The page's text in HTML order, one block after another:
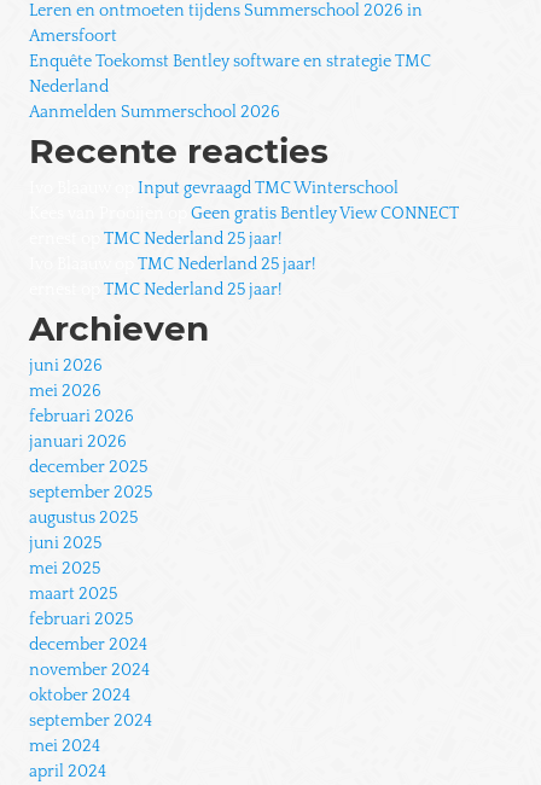
Leren en ontmoeten tijdens Summerschool 2026 in
Amersfoort
Enquête Toekomst Bentley software en strategie TMC
Nederland
Aanmelden Summerschool 2026
Recente reacties
Input gevraagd TMC Winterschool
Geen gratis Bentley View CONNECT
TMC Nederland 25 jaar!
TMC Nederland 25 jaar!
TMC Nederland 25 jaar!
Archieven
juni 2026
mei 2026
februari 2026
januari 2026
december 2025
september 2025
augustus 2025
juni 2025
mei 2025
maart 2025
februari 2025
december 2024
november 2024
oktober 2024
september 2024
mei 2024
april 2024